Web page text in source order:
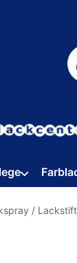
/ Lackstift